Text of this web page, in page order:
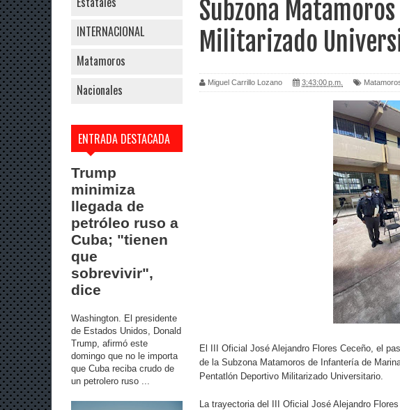
INTERNACIONAL
Matamoros
Nacionales
ENTRADA DESTACADA
Trump
minimiza
llegada de
petróleo ruso a
Cuba; "tienen
que
sobrevivir",
dice
Washington. El presidente
de Estados Unidos, Donald
Trump, afirmó este
domingo que no le importa
que Cuba reciba crudo de
un petrolero ruso ...
Subzona
Militarizado
Miguel Carrillo Lozano 3:43:00 p.m.
El III Oficial José Alejandro Flores Ceceño, el
de la Subzona Matamoros de Infantería de
Pentatlón Deportivo Militarizado Universitario.
La trayectoria del III Oficial José Alejandro